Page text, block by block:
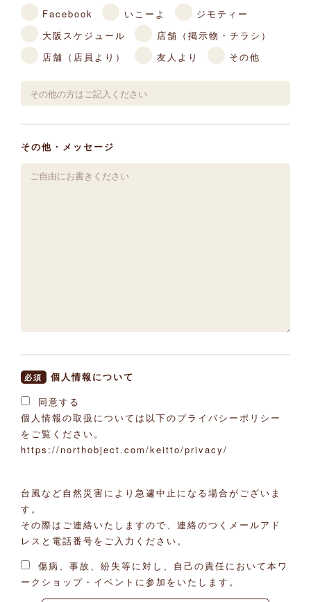
Facebook
いこーよ
ジモティー
大阪スケジュール
店舗（掲示物・チラシ）
店舗（店員より）
友人より その他
その他・メッセージ
必須
個人情報について
同意する
個人情報の取扱については以下のプライバシーポリシー
をご覧ください。
https://northobject.com/keitto/privacy/
台風など自然災害により急遽中止になる場合がございま
す。
その際はご連絡いたしますので、連絡のつくメールアド
レスと電話番号をご入力ください。
傷病、事故、紛失等に対し、自己の責任において本ワ
ークショップ・イベントに参加をいたします。